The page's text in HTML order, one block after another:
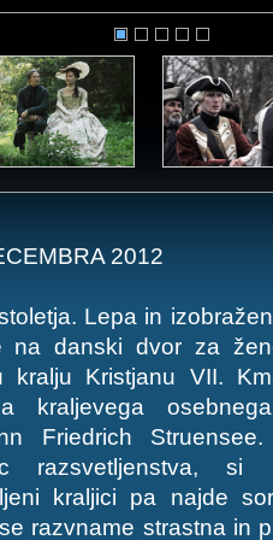
2012
Lepa in
na danski dvor za
kralju Kristjanu VII.
Friedrich
razsvetljenstva, si
kraljici pa najde
razvname strastna in